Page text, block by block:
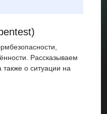
Рассказываем
о ситуации на